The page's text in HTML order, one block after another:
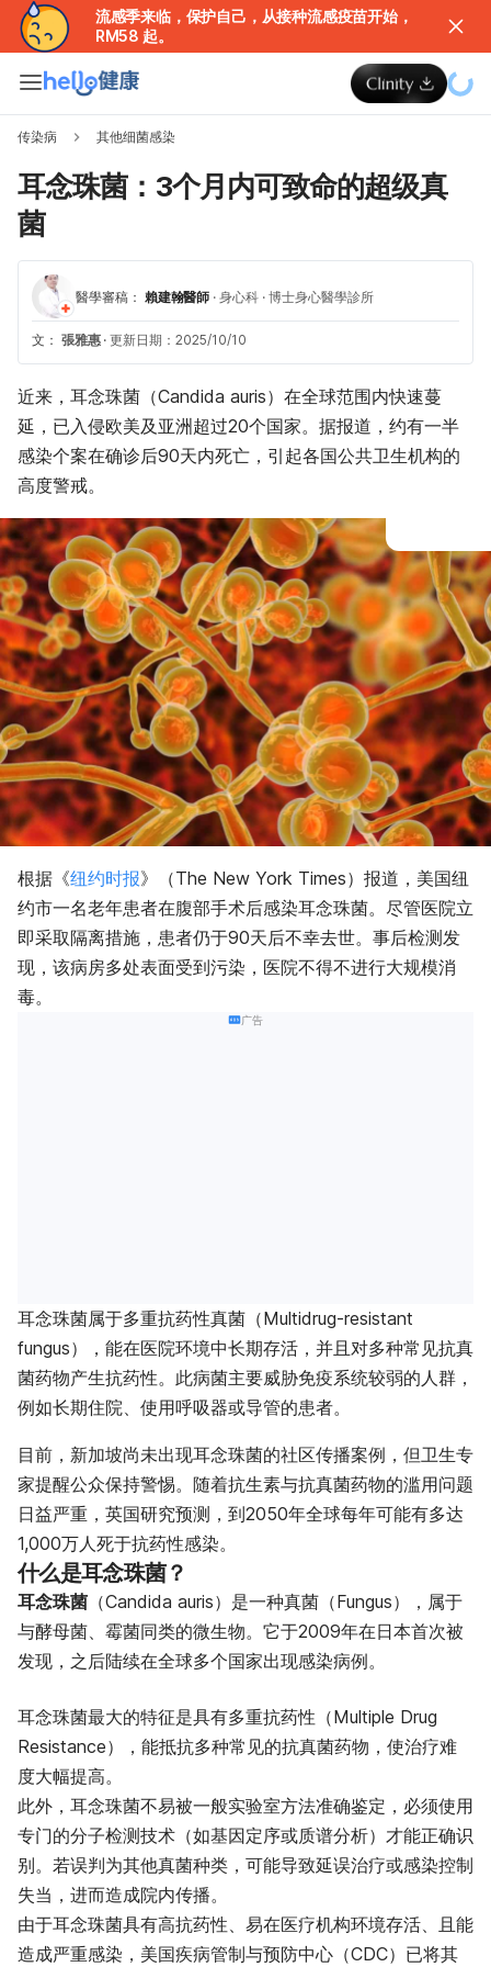
流感季来临，保护自己，从接种流感疫苗开始，
RM58 起。
传染病 其他细菌感染
耳念珠菌：3个月内可致命的超级真
菌
醫學審稿： 賴建翰醫師 · 身心科 · 博士身心醫學診所
文： 張雅惠 · 更新日期：2025/10/10
近来，耳念珠菌（Candida auris）在全球范围内快速蔓
延，已入侵欧美及亚洲超过20个国家。据报道，约有一半
感染个案在确诊后90天内死亡，引起各国公共卫生机构的
高度警戒。
根据《纽约时报》（The New York Times）报道，美国纽
约市一名老年患者在腹部手术后感染耳念珠菌。尽管医院立
即采取隔离措施，患者仍于90天后不幸去世。事后检测发
现，该病房多处表面受到污染，医院不得不进行大规模消
毒。
广告
耳念珠菌属于多重抗药性真菌（Multidrug-resistant
fungus），能在医院环境中长期存活，并且对多种常见抗真
菌药物产生抗药性。此病菌主要威胁免疫系统较弱的人群，
例如长期住院、使用呼吸器或导管的患者。
目前，新加坡尚未出现耳念珠菌的社区传播案例，但卫生专
家提醒公众保持警惕。随着抗生素与抗真菌药物的滥用问题
日益严重，英国研究预测，到2050年全球每年可能有多达
1,000万人死于抗药性感染。
什么是耳念珠菌？
耳念珠菌 （Candida auris）是一种真菌（Fungus），属于
与酵母菌、霉菌同类的微生物。它于2009年在日本首次被
发现，之后陆续在全球多个国家出现感染病例。
耳念珠菌最大的特征是具有多重抗药性（Multiple Drug
Resistance），能抵抗多种常见的抗真菌药物，使治疗难
度大幅提高。
此外，耳念珠菌不易被一般实验室方法准确鉴定，必须使用
专门的分子检测技术（如基因定序或质谱分析）才能正确识
别。若误判为其他真菌种类，可能导致延误治疗或感染控制
失当，进而造成院内传播。
由于耳念珠菌具有高抗药性、易在医疗机构环境存活、且能
造成严重感染，美国疾病管制与预防中心（CDC）已将其